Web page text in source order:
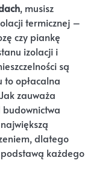
, musisz
termicznej –
czy piankę
izolacji i
są
to opłacalna
zauważa
budownictwa
dlatego
każdego